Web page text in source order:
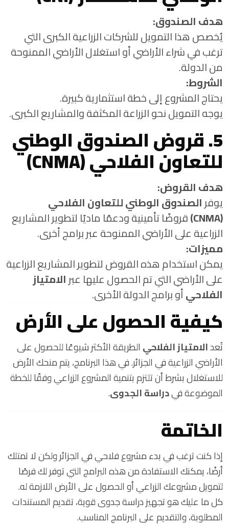
هدف الصندوق:
يُخصص هذا التمويل للشركات الزراعية الكبرى التي
ترغب في شراء الأراضي أو استغلال الأراضي الممنوحة
من الدولة.
الشروط:
يحتاج المشروع إلى خطة استثمارية كبيرة.
يوجه التمويل نحو الزراعة المكثفة والمشاريع الكبرى.
5. قروض الصندوق الوطني
للتعاون الفلاحي (CNMA)
هدف القروض:
يوفرالصندوق الوطني للتعاون الفلاحي
(CNMA)
قروضًا تأمينية ودعمًا ماديًا لتطوير المشاريع
الزراعية على الأراضي الممنوحة عبر برامج أخرى.
مميزات:
يمكن استخدام هذه القروض لتطوير المشاريع الزراعية
على الأراضي التي تم الحصول عليها عبرالامتياز
الفلاحيأو برامج الدولة الأخرى.
كيفية الحصول على الأرض
تُعدالامتياز الفلاحي الطريقة الأكثر شيوعًا للحصول على
الأراضي الزراعية في الجزائر. في هذا البرنامج، يتم منحك الأرض
للاستغلال بشرط أن تلتزم بتنمية المشروع الزراعي وفقًا للخطة
الموضوعة فيدراسة الجدوى.
الخاتمة
إذا كنت ترغب في بدء مشروع فلاحي في الجزائر ولكن لا تمتلك
أرضًا، يمكنك الاستفادة من هذه البرامج التي توفر لك فرصًا
لتمويل مشروعك الزراعي أو الحصول على الأرض اللازمة له.
كل ما عليك هو تجهيز دراسة جدوى قوية، تقديم المستندات
المطلوبة، والتقديم على البرنامج المناسب.